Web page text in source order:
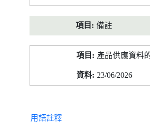
備註
產品供應資料
23/06/2026
用語註釋